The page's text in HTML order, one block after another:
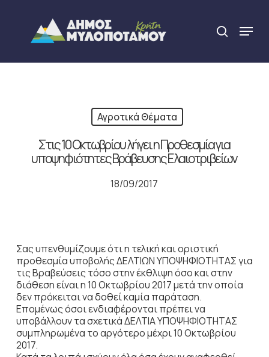
content
search
Menu
Αγροτικά Θέματα
Στις 10 Οκτωβρίου λήγει η Προθεσμία για
υποψηφιότητες Βράβευσης Ελαιοτριβείων
18/09/2017
Σας υπενθυμίζουμε ότι η τελική και οριστική
προθεσμία υποβολής ΔΕΛΤΙΩΝ ΥΠΟΨΗΦΙΟΤΗΤΑΣ για
τις Βραβεύσεις τόσο στην έκθλιψη όσο και στην
διάθεση είναι η 10 Οκτωβρίου 2017 μετά την οποία
δεν πρόκειται να δοθεί καμία παράταση.
Επομένως όσοι ενδιαφέρονται πρέπει να
υποβάλλουν τα σχετικά ΔΕΛΤΙΑ ΥΠΟΨΗΦΙΟΤΗΤΑΣ
συμπληρωμένα το αργότερο μέχρι 10 Οκτωβρίου
2017.
Close